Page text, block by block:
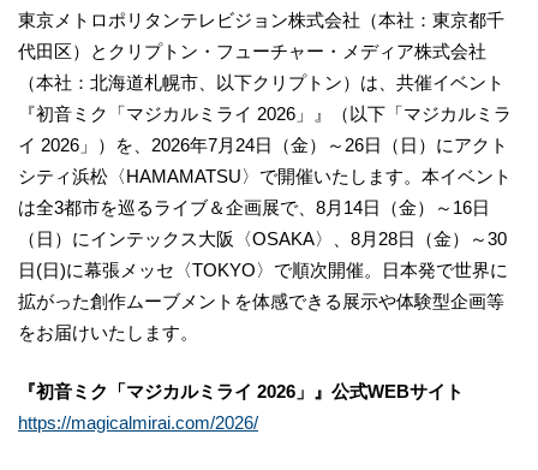
東京メトロポリタンテレビジョン株式会社（本社：東京都千
代田区）とクリプトン・フューチャー・メディア株式会社
（本社：北海道札幌市、以下クリプトン）は、共催イベント
『初音ミク「マジカルミライ 2026」』（以下「マジカルミラ
イ 2026」）を、2026年7月24日（金）～26日（日）にアクト
シティ浜松〈HAMAMATSU〉で開催いたします。本イベント
は全3都市を巡るライブ＆企画展で、8月14日（金）～16日
（日）にインテックス大阪〈OSAKA〉、8月28日（金）～30
日(日)に幕張メッセ〈TOKYO〉で順次開催。日本発で世界に
拡がった創作ムーブメントを体感できる展示や体験型企画等
をお届けいたします。
『初音ミク「マジカルミライ 2026」』公式WEBサイト
https://magicalmirai.com/2026/